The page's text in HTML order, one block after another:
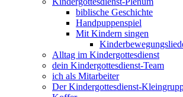
biblische Geschichte
Handpuppenspiel
Mit Kindern singen
Alltag im Kindergottesdienst
dein Kindergottesdienst-Team
ich als Mitarbeiter
Der Kindergottesdienst-